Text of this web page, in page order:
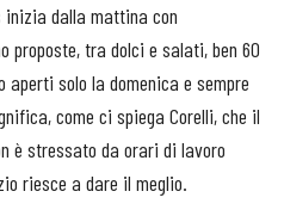
dalla mattina con
proposte, tra dolci e salati, ben 60
solo la domenica e sempre
come ci spiega Corelli, che il
è stressato da orari di lavoro
riesce a dare il meglio.